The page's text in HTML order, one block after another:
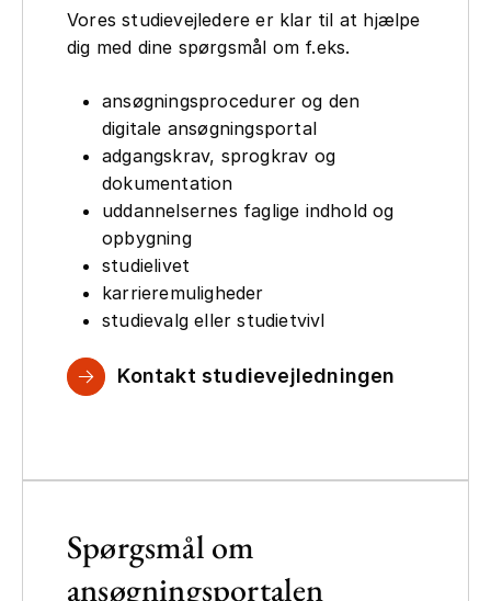
Vores studievejledere er klar til at hjælpe
dig med dine spørgsmål om f.eks.
ansøgningsprocedurer og den
digitale ansøgningsportal
adgangskrav, sprogkrav og
dokumentation
uddannelsernes faglige indhold og
opbygning
studielivet
karrieremuligheder
studievalg eller studietvivl
Kontakt studievejledningen
Spørgsmål om
ansøgningsportalen